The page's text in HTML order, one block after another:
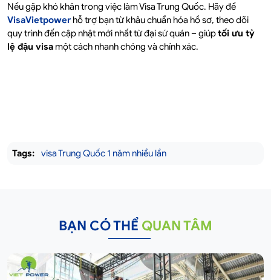
Nếu gặp khó khăn trong việc làm Visa Trung Quốc. Hãy để
VisaVietpower hỗ trợ bạn từ khâu chuẩn hóa hồ sơ, theo dõi
quy trình đến cập nhật mới nhất từ đại sứ quán – giúptối ưu tỷ
lệ đậu visa một cách nhanh chóng và chính xác.
Tags: visa Trung Quốc 1 năm nhiều lần
BẠN CÓ THỂ QUAN TÂM